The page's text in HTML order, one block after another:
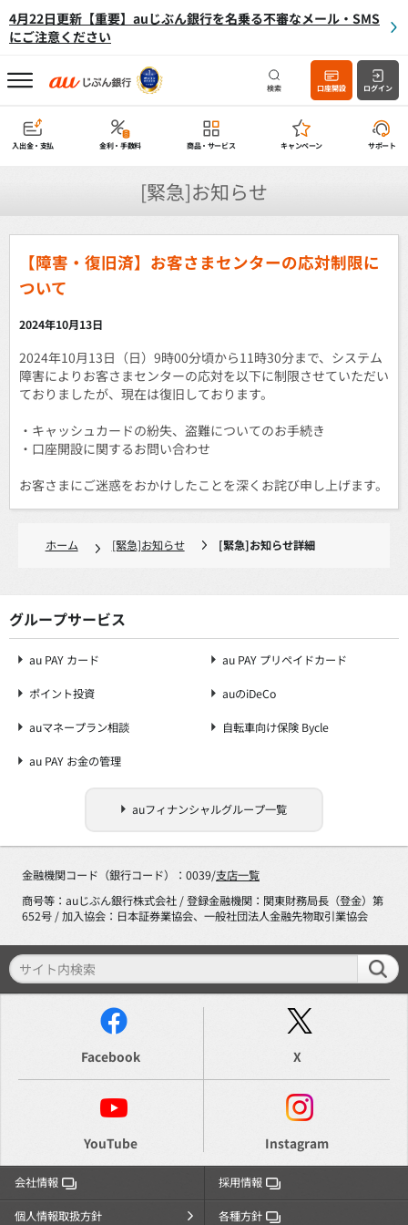
4月22日更新【重要】auじぶん銀行を名乗る不審なメール・SMS
にご注意ください
検索 口座開設 ログイン
入出金・支払 金利・手数料 商品・サービス キャンペーン サポート
[緊急]お知らせ
【障害・復旧済】お客さまセンターの応対制限に
ついて
2024年10月13日
2024年10月13日（日）9時00分頃から11時30分まで、システム
障害によりお客さまセンターの応対を以下に制限させていただい
ておりましたが、現在は復旧しております。
・キャッシュカードの紛失、盗難についてのお手続き
・口座開設に関するお問い合わせ
お客さまにご迷惑をおかけしたことを深くお詫び申し上げます。
ホーム [緊急]お知らせ [緊急]お知らせ詳細
グループサービス
au PAY カード au PAY プリペイドカード
ポイント投資 auのiDeCo
auマネープラン相談 自転車向け保険 Bycle
au PAY お金の管理
auフィナンシャルグループ一覧
金融機関コード（銀行コード）：0039/支店一覧
商号等：auじぶん銀行株式会社 / 登録金融機関：関東財務局長（登金）第
652号 / 加入協会：日本証券業協会、一般社団法人金融先物取引業協会
Facebook X
YouTube Instagram
会社情報 採用情報
個人情報取扱方針 各種方針